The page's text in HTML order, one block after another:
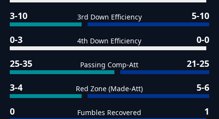
3-10 3rd Down Efficiency 5-10
0-3 4th Down Efficiency 0-0
25-35 Passing Comp-Att 21-25
3-4 Red Zone (Made-Att) 5-6
0 Fumbles Recovered 1